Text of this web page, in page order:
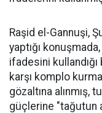
Raşid el-Gannuşi,
yaptığı
ifadesini
karşı komplo
gözaltına alınmış,
güçlerine "tağutun